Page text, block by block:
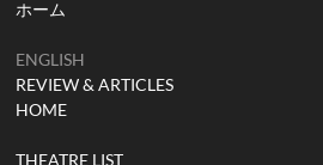
ホーム
ENGLISH
REVIEW & ARTICLES
HOME
THEATRE LIST